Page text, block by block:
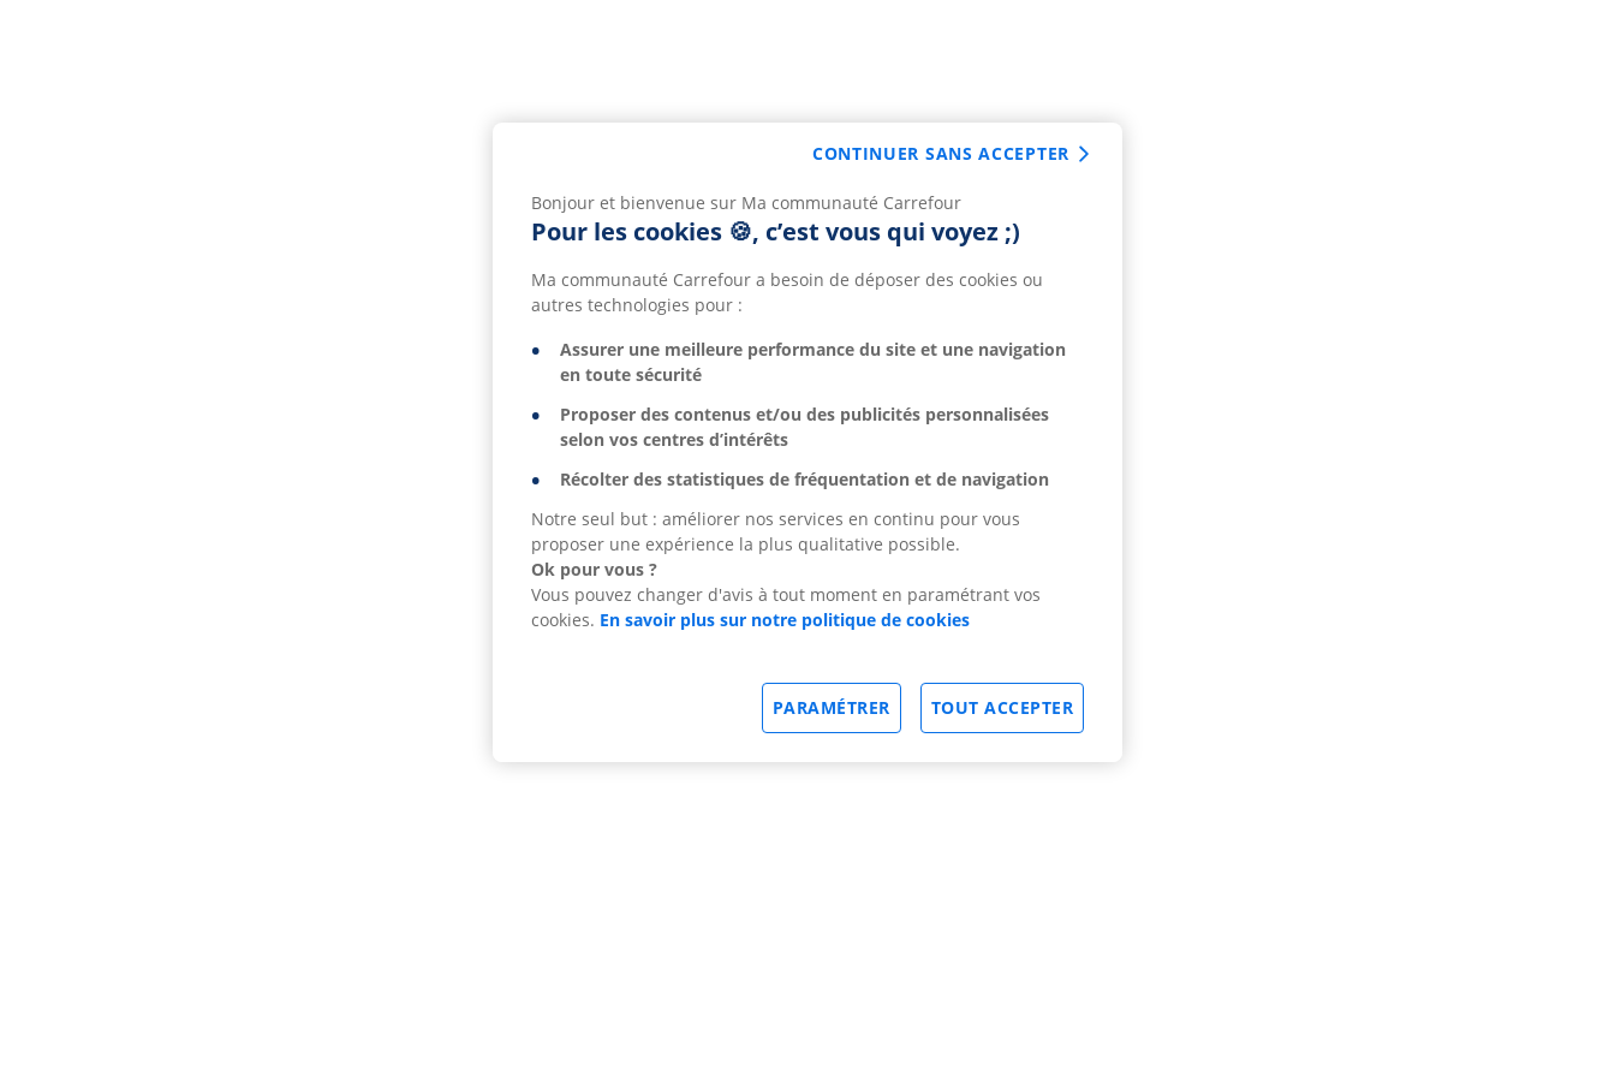
Bonjour et bienvenue sur Ma communauté Carrefour
Pour les cookies 🍪, c’est vous qui voyez ;)
Ma communauté Carrefour a besoin de déposer des cookies ou
autres technologies pour :
Assurer une meilleure performance du site et une navigation
en toute sécurité
Proposer des contenus et/ou des publicités personnalisées
selon vos centres d’intérêts
Récolter des statistiques de fréquentation et de navigation
Notre seul but : améliorer nos services en continu pour vous
proposer une expérience la plus qualitative possible.
Ok pour vous ?
Vous pouvez changer d'avis à tout moment en paramétrant vos
cookies. En savoir plus sur notre politique de cookies
TOUT ACCEPTER
PARAMÉTRER
CONTINUER SANS ACCEPTER